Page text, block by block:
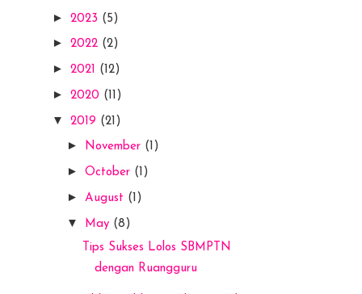
► 2023 (5)
► 2022 (2)
► 2021 (12)
► 2020 (11)
▼ 2019 (21)
► November (1)
► October (1)
► August (1)
▼ May (8)
Tips Sukses Lolos SBMPTN
dengan Ruangguru